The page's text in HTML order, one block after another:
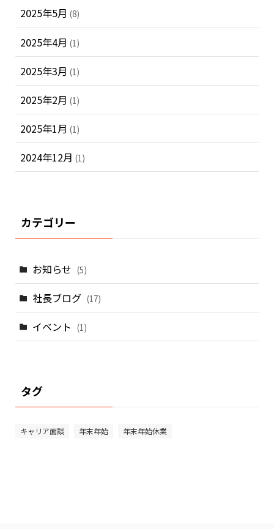
2025年5月 (8)
2025年4月 (1)
2025年3月 (1)
2025年2月 (1)
2025年1月 (1)
2024年12月 (1)
カテゴリー
お知らせ (5)
社長ブログ (17)
イベント (1)
タグ
キャリア面談 年末年始 年末年始休業